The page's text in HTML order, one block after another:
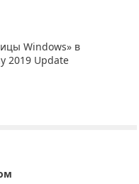
Windows» в
2019 Update